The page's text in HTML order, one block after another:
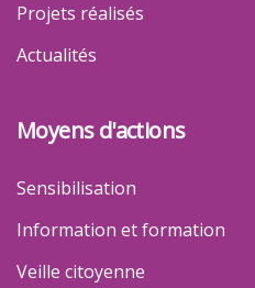
Projets réalisés
Actualités
Moyens d'actions
Sensibilisation
Information et formation
Veille citoyenne